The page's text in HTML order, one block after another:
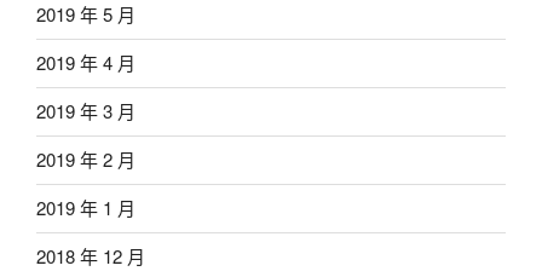
2019 年 5 月
2019 年 4 月
2019 年 3 月
2019 年 2 月
2019 年 1 月
2018 年 12 月